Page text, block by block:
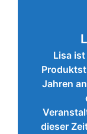
Lisa
Jahren
dieser